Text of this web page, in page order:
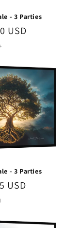
- 3 Parties
USD
- 3 Parties
USD